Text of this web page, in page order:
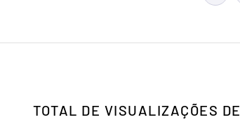
TOTAL DE VISUALIZAÇÕES DE